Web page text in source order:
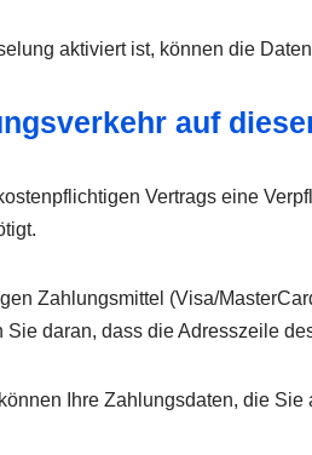
aktiviert ist, können die
auf
Vertrags eine
Zahlungsmittel (Visa/
daran, dass die Adresszeile
Ihre Zahlungsdaten, die